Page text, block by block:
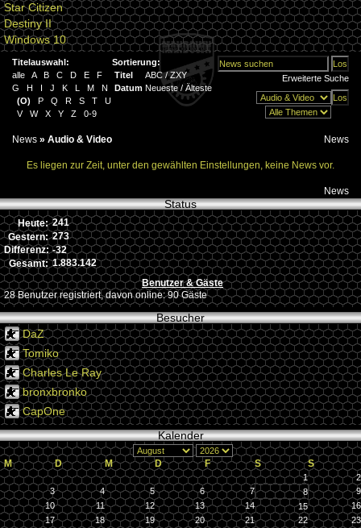
Star Citizen
Destiny II
Windows 10
Titelauswahl:
alle
A B C D E
F
G
H I J K L M
N
(O) P Q R S T
U
V
W X Y Z 0-9
Sortierung:
Titel
ABC/ZXY
Datum Neueste / Älteste
Erweiterte Suche
News » Audio & Video News
Es liegen zur Zeit, unter den gewählten Einstellungen, keine News vor.
News
Status
Heute: 241
Gestern: 273
Differenz: -32
Gesamt: 1.883.142
Benutzer & Gäste
28 Benutzer registriert, davon online: 90 Gäste
Besucher
DaZ
Tomiko
Charles Le Ray
bronxbronko
CapOne
Kalender
M D M D F S S
1
2
3
4 5 6 7 8
9
10
11 12 13 14 15
16
17
18 19 20 21 22 23